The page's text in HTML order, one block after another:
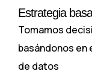
Estrategia
Tomamos
basándonos en
de datos